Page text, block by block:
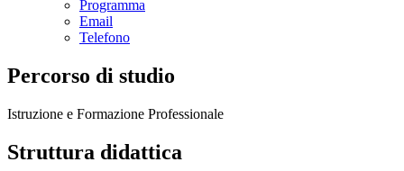
Programma
Email
Telefono
Percorso di studio
Istruzione e Formazione Professionale
Struttura didattica